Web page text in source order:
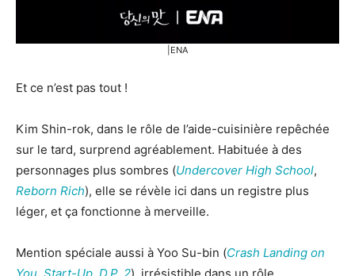
|ENA
Et ce n’est pas tout !
Kim Shin-rok, dans le rôle de l’aide-cuisinière repêchée
sur le tard, surprend agréablement. Habituée à des
personnages plus sombres (Undercover High School,
Reborn Rich), elle se révèle ici dans un registre plus
léger, et ça fonctionne à merveille.
Mention spéciale aussi à Yoo Su-bin (Crash Landing on
You, Start-Up, D.P. 2), irrésistible dans un rôle